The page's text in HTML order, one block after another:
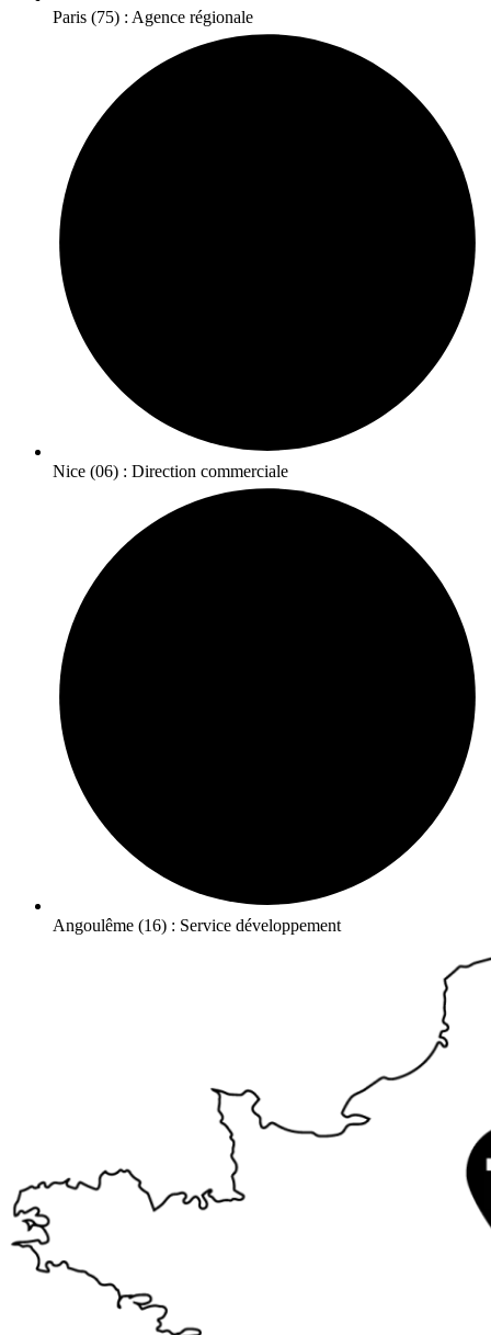
Paris (75) : Agence régionale
Nice (06) : Direction commerciale
Angoulême (16) : Service développement